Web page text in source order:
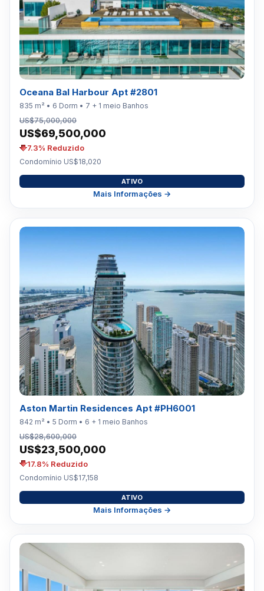
Oceana Bal Harbour Apt #2801
835 m² • 6 Dorm • 7 + 1 meio Banhos
US$75,000,000
US$69,500,000
7.3% Reduzido
Condomínio US$18,020
ATIVO
Mais Informações →
Aston Martin Residences Apt #PH6001
842 m² • 5 Dorm • 6 + 1 meio Banhos
US$28,600,000
US$23,500,000
17.8% Reduzido
Condomínio US$17,158
ATIVO
Mais Informações →